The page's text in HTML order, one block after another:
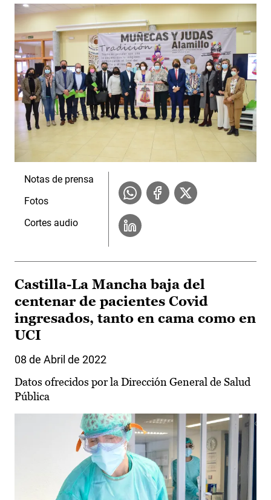
Notas de prensa
Fotos
Cortes audio
Castilla-La Mancha baja del
centenar de pacientes Covid
ingresados, tanto en cama como en
UCI
08 de Abril de 2022
Datos ofrecidos por la Dirección General de Salud
Pública